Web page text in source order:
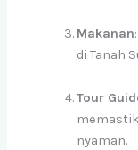
Makanan
di Tanah
Tour
nyaman.